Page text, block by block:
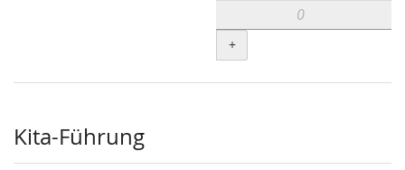
+
Kita-Führung